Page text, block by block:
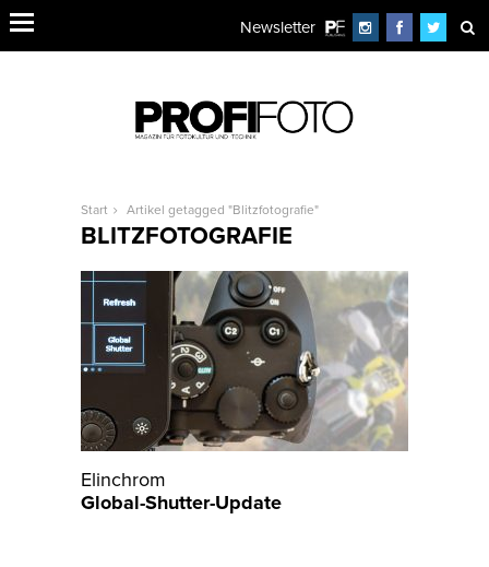
Newsletter
Start Artikel getagged "Blitzfotografie"
BLITZFOTOGRAFIE
Elinchrom
Global-Shutter-Update